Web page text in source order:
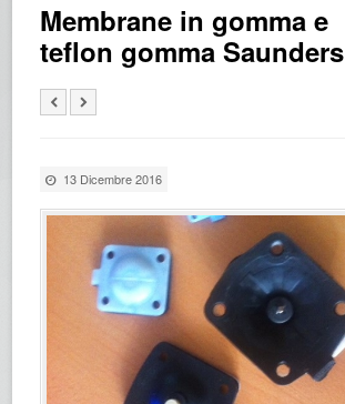
Membrane in gomma e
teflon gomma Saunders
13 Dicembre 2016